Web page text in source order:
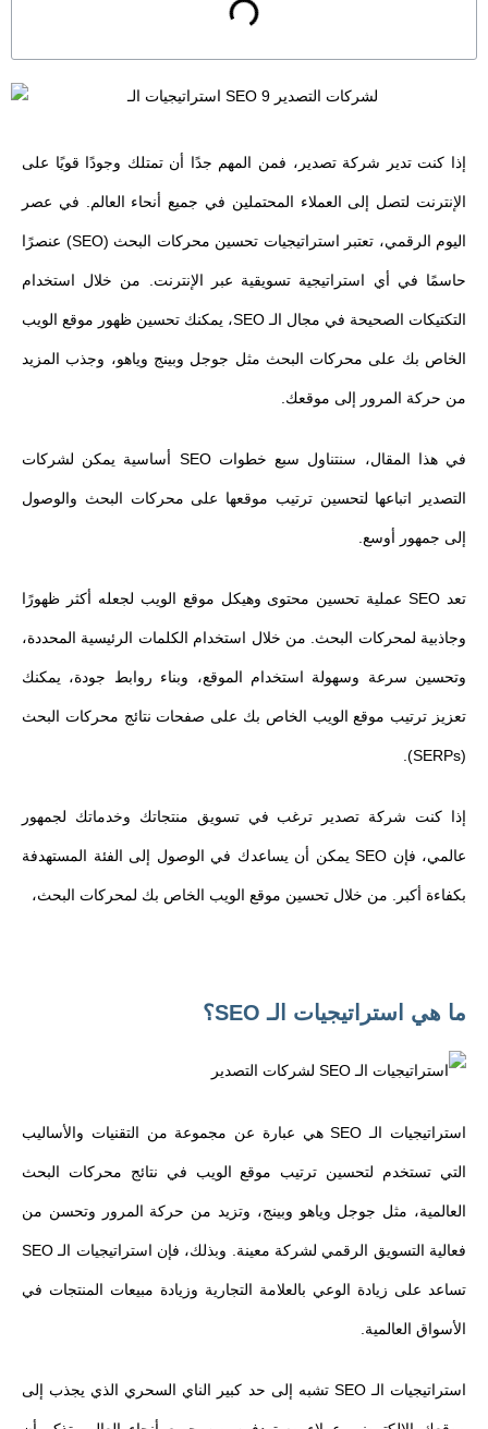
إذا كنت تدير شركة تصدير، فمن المهم جدًا أن تمتلك وجودًا قويًا على
الإنترنت لتصل إلى العملاء المحتملين في جميع أنحاء العالم. في عصر
اليوم الرقمي، تعتبر استراتيجيات تحسين محركات البحث (SEO) عنصرًا
حاسمًا في أي استراتيجية تسويقية عبر الإنترنت. من خلال استخدام
التكتيكات الصحيحة في مجال الـ SEO، يمكنك تحسين ظهور موقع الويب
الخاص بك على محركات البحث مثل جوجل وبينج وياهو، وجذب المزيد
من حركة المرور إلى موقعك.
في هذا المقال، سنتناول سبع خطوات SEO أساسية يمكن لشركات
التصدير اتباعها لتحسين ترتيب موقعها على محركات البحث والوصول
إلى جمهور أوسع.
تعد SEO عملية تحسين محتوى وهيكل موقع الويب لجعله أكثر ظهورًا
وجاذبية لمحركات البحث. من خلال استخدام الكلمات الرئيسية المحددة،
وتحسين سرعة وسهولة استخدام الموقع، وبناء روابط جودة، يمكنك
تعزيز ترتيب موقع الويب الخاص بك على صفحات نتائج محركات البحث
(SERPs).
إذا كنت شركة تصدير ترغب في تسويق منتجاتك وخدماتك لجمهور
عالمي، فإن SEO يمكن أن يساعدك في الوصول إلى الفئة المستهدفة
بكفاءة أكبر. من خلال تحسين موقع الويب الخاص بك لمحركات البحث،
ما هي استراتيجيات الـ SEO؟
استراتيجيات الـ SEO هي عبارة عن مجموعة من التقنيات والأساليب
التي تستخدم لتحسين ترتيب موقع الويب في نتائج محركات البحث
العالمية، مثل جوجل وياهو وبينج، وتزيد من حركة المرور وتحسن من
فعالية التسويق الرقمي لشركة معينة. وبذلك، فإن استراتيجيات الـ SEO
تساعد على زيادة الوعي بالعلامة التجارية وزيادة مبيعات المنتجات في
الأسواق العالمية.
استراتيجيات الـ SEO تشبه إلى حد كبير الناي السحري الذي يجذب إلى